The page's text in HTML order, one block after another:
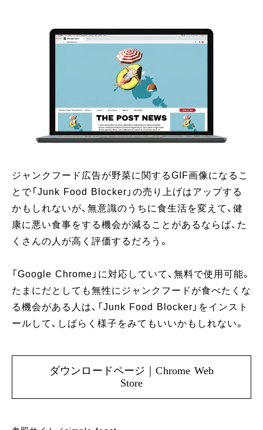
ジャンクフード広告が野菜に関するGIF画像になるこ
とで「Junk Food Blocker」の売り上げはアップする
かもしれないが、無意識のうちに食生活を変えて、健
康に悪い食事をする機会が減ることがあるならば、た
くさんの人が高く評価するだろう。
「Google Chrome」に対応していて、無料で使用可能。
たまにだとしても無性にジャンクフードが食べたくな
る機会がある人は、「Junk Food Blocker」をインスト
ールして、しばらく様子をみてもいいかもしれない。
ダウンロードページ｜Chrome Web
Store